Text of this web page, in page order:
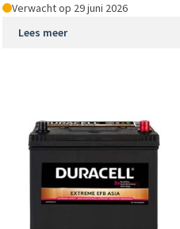
Verwacht op 29 juni 2026
Lees meer